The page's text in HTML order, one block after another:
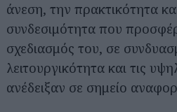
άνεση, την πρακτικότητα
συνδεσιμότητα που
σχεδιασμός του, σε
λειτουργικότητα και τις
ανέδειξαν σε σημείο